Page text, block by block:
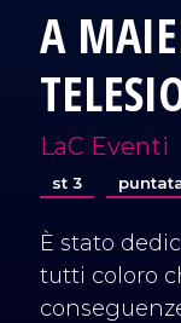
A
LaC Eventi
st 3
È stato
tutti coloro